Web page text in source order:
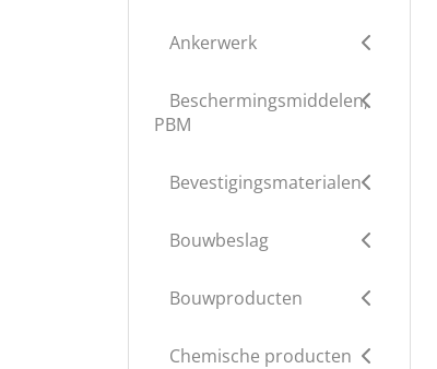
Ankerwerk
Beschermingsmiddelen,
PBM
Bevestigingsmaterialen
Bouwbeslag
Bouwproducten
Chemische producten